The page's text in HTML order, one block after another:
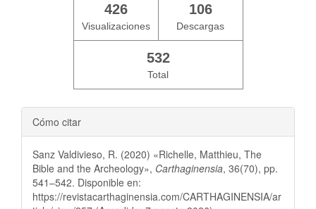
426
Visualizaciones
106
Descargas
532
Total
Cómo citar
Sanz Valdivieso, R. (2020) «Richelle, Matthieu, The
Bible and the Archeology», Carthaginensia, 36(70), pp.
541–542. Disponible en:
https://revistacarthaginensia.com/CARTHAGINENSIA/ar